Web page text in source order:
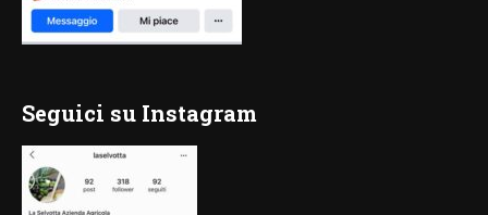
Seguici su Instagram